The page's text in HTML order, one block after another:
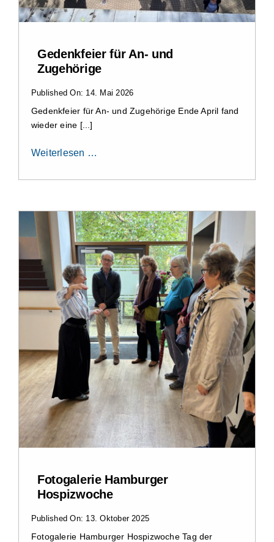
Gedenkfeier für An- und
Zugehörige
Published On: 14. Mai 2026
Gedenkfeier für An- und Zugehörige Ende April fand
wieder eine [...]
Weiterlesen …
Fotogalerie Hamburger
Hospizwoche
Published On: 13. Oktober 2025
Fotogalerie Hamburger Hospizwoche Tag der